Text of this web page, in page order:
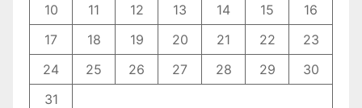
10
11 12 13 14 15
16
17
18 19 20 21 22
23
24
25 26 27 28 29
30
31